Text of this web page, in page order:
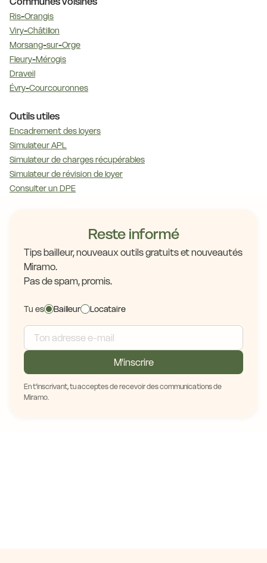
Ris-Orangis
Viry-Châtillon
Morsang-sur-Orge
Fleury-Mérogis
Draveil
Évry-Courcouronnes
Outils utiles
Encadrement des loyers
Simulateur APL
Simulateur de charges récupérables
Simulateur de révision de loyer
Consulter un DPE
Reste informé
Tips bailleur, nouveaux outils gratuits et nouveautés
Miramo.
Pas de spam, promis.
Tu es Bailleur Locataire
M'inscrire
En t'inscrivant, tu acceptes de recevoir des communications de
Miramo.